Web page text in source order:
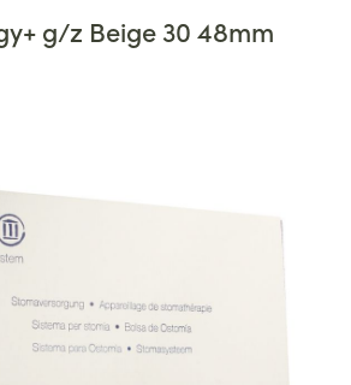
g/z Beige 30 48mm